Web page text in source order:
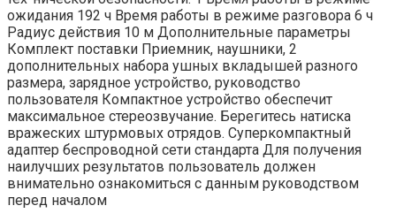
ожидания 192 ч Время работы в режиме разговора 6 ч
Радиус действия 10 м Дополнительные параметры
Комплект поставки Приемник, наушники, 2
дополнительных набора ушных вкладышей разного
размера, зарядное устройство, руководство
пользователя Компактное устройство обеспечит
максимальное стереозвучание. Берегитесь натиска
вражеских штурмовых отрядов. Суперкомпактный
адаптер беспроводной сети стандарта Для получения
наилучших результатов пользователь должен
внимательно ознакомиться с данным руководством
перед началом